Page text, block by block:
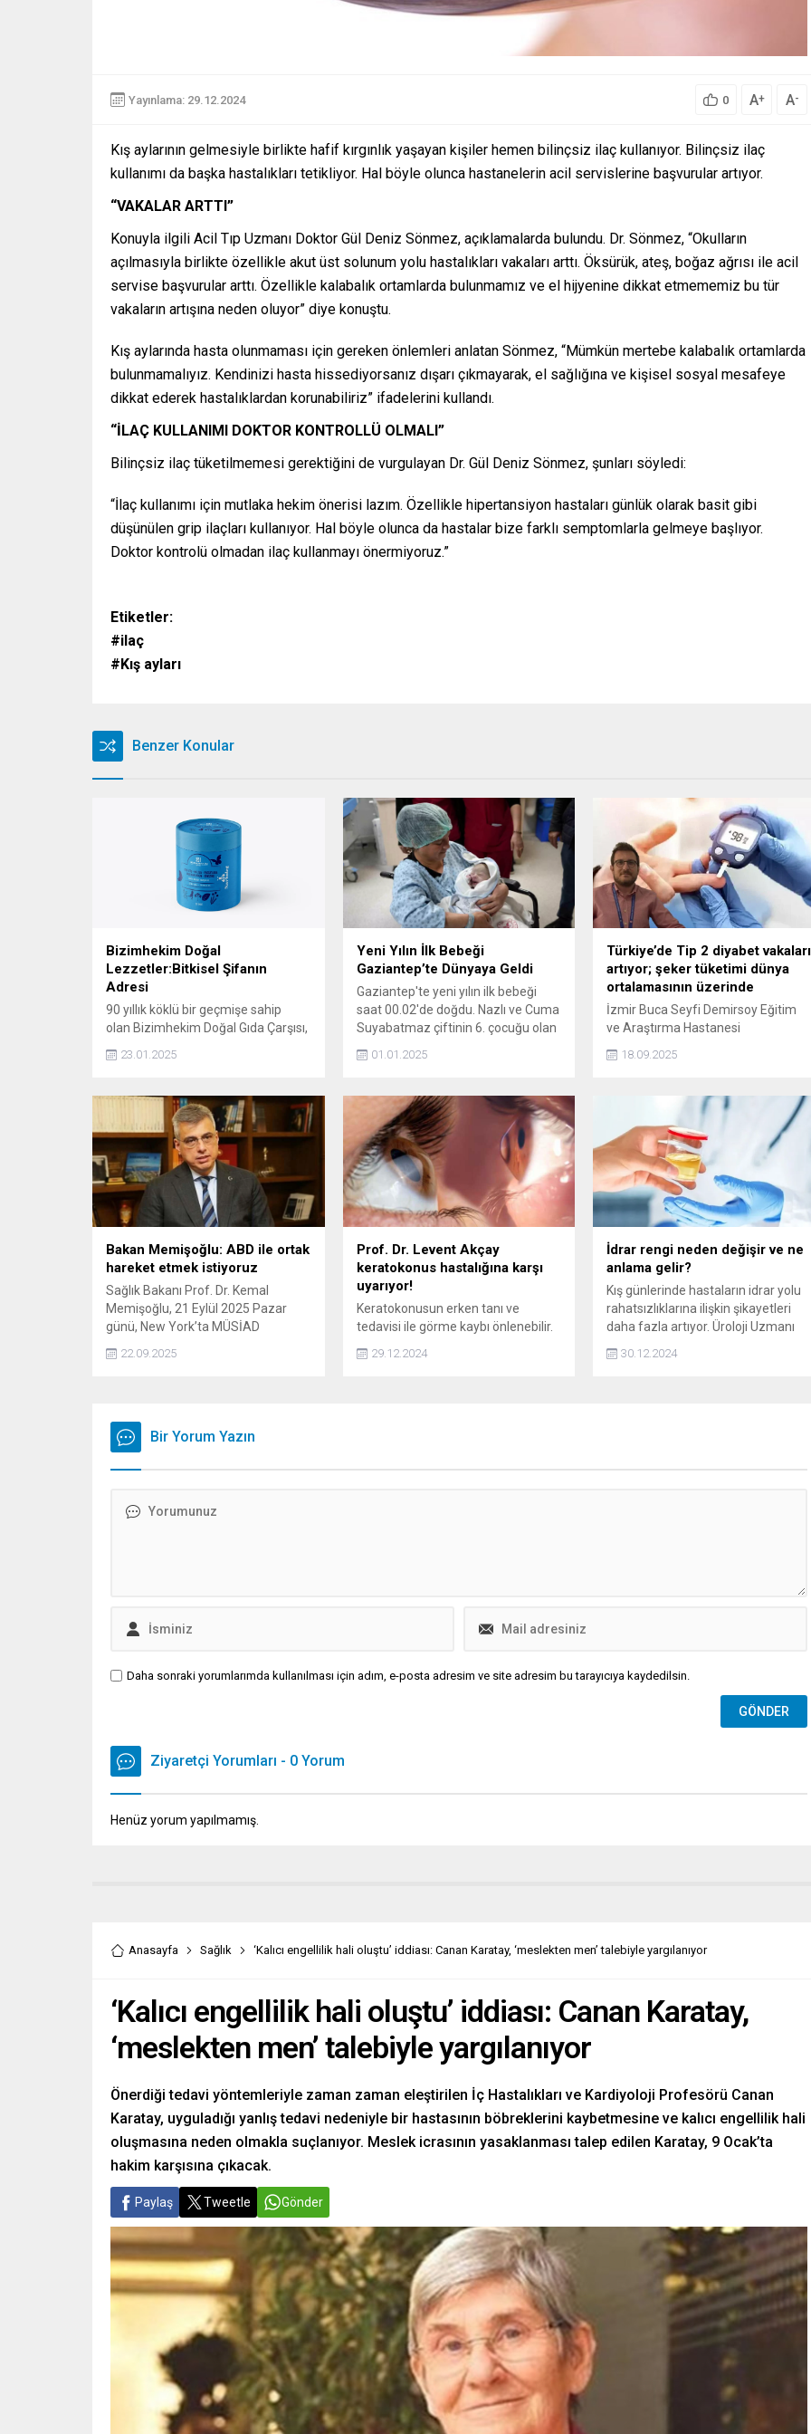
Yayınlama: 29.12.2024 0 A+ A-
Kış aylarının gelmesiyle birlikte hafif kırgınlık yaşayan kişiler hemen bilinçsiz ilaç kullanıyor. Bilinçsiz ilaç
kullanımı da başka hastalıkları tetikliyor. Hal böyle olunca hastanelerin acil servislerine başvurular artıyor.
“VAKALAR ARTTI”
Konuyla ilgili Acil Tıp Uzmanı Doktor Gül Deniz Sönmez, açıklamalarda bulundu. Dr. Sönmez, “Okulların
açılmasıyla birlikte özellikle akut üst solunum yolu hastalıkları vakaları arttı. Öksürük, ateş, boğaz ağrısı ile acil
servise başvurular arttı. Özellikle kalabalık ortamlarda bulunmamız ve el hijyenine dikkat etmememiz bu tür
vakaların artışına neden oluyor” diye konuştu.
Kış aylarında hasta olunmaması için gereken önlemleri anlatan Sönmez, “Mümkün mertebe kalabalık ortamlarda
bulunmamalıyız. Kendinizi hasta hissediyorsanız dışarı çıkmayarak, el sağlığına ve kişisel sosyal mesafeye
dikkat ederek hastalıklardan korunabiliriz” ifadelerini kullandı.
“İLAÇ KULLANIMI DOKTOR KONTROLLÜ OLMALI”
Bilinçsiz ilaç tüketilmemesi gerektiğini de vurgulayan Dr. Gül Deniz Sönmez, şunları söyledi:
“İlaç kullanımı için mutlaka hekim önerisi lazım. Özellikle hipertansiyon hastaları günlük olarak basit gibi
düşünülen grip ilaçları kullanıyor. Hal böyle olunca da hastalar bize farklı semptomlarla gelmeye başlıyor.
Doktor kontrolü olmadan ilaç kullanmayı önermiyoruz.”
Etiketler:
#ilaç
#Kış ayları
Benzer Konular
Bizimhekim Doğal
Lezzetler:Bitkisel Şifanın
Adresi
90 yıllık köklü bir geçmişe sahip
olan Bizimhekim Doğal Gıda Çarşısı,
dededen toruna aktarılan bilgi
birikimi ve doğal şifa geleneğiyle,
adeta konuşan bir anlayışla hizmet
vermeye devam ediyor.
23.01.2025
Yeni Yılın İlk Bebeği
Gaziantep’te Dünyaya Geldi
Gaziantep'te yeni yılın ilk bebeği
saat 00.02'de doğdu. Nazlı ve Cuma
Suyabatmaz çiftinin 6. çocuğu olan
3 kilo 600 gram ağırlığında Ökkeş
bebeğe hastane başhekim
01.01.2025
Türkiye’de Tip 2 diyabet vakaları
artıyor; şeker tüketimi dünya
ortalamasının üzerinde
İzmir Buca Seyfi Demirsoy Eğitim
ve Araştırma Hastanesi
Endokrinoloji ve Metabolizma
Hastalıkları Uzm. Dr. Can Akçura, Tip
hızla arttığına dikkat çekip, Dünya
Sağlık Örgütü verilerine göre dünya
çapında kişi başına yıllık şeker
tüketimi 24 kg civarında. Türkiye'de
yapılan araştırmalarda da bunun
2024 verilerine göre 35 kilogram...
18.09.2025
Bakan Memişoğlu: ABD ile ortak
hareket etmek istiyoruz
Sağlık Bakanı Prof. Dr. Kemal
Memişoğlu, 21 Eylül 2025 Pazar
günü, New York’ta MÜSİAD
birliğiyle düzenlenen resepsiyonda
22.09.2025
Prof. Dr. Levent Akçay
keratokonus hastalığına karşı
uyarıyor!
Keratokonusun erken tanı ve
tedavisi ile görme kaybı önlenebilir.
bağlama tedavisinin önemini
29.12.2024
İdrar rengi neden değişir ve ne
anlama gelir?
Kış günlerinde hastaların idrar yolu
rahatsızlıklarına ilişkin şikayetleri
daha fazla artıyor. Üroloji Uzmanı
şikayetleri artan hastalarımız
30.12.2024
Bir Yorum Yazın
Daha sonraki yorumlarımda kullanılması için adım, e-posta adresim ve site adresim bu tarayıcıya kaydedilsin.
Ziyaretçi Yorumları - 0 Yorum
Henüz yorum yapılmamış.
Anasayfa Sağlık ‘Kalıcı engellilik hali oluştu’ iddiası: Canan Karatay, ‘meslekten men’ talebiyle yargılanıyor
‘Kalıcı engellilik hali oluştu’ iddiası: Canan Karatay,
‘meslekten men’ talebiyle yargılanıyor
Önerdiği tedavi yöntemleriyle zaman zaman eleştirilen İç Hastalıkları ve Kardiyoloji Profesörü Canan
Karatay, uyguladığı yanlış tedavi nedeniyle bir hastasının böbreklerini kaybetmesine ve kalıcı engellilik hali
oluşmasına neden olmakla suçlanıyor. Meslek icrasının yasaklanması talep edilen Karatay, 9 Ocak’ta
hakim karşısına çıkacak.
Paylaş Tweetle Gönder